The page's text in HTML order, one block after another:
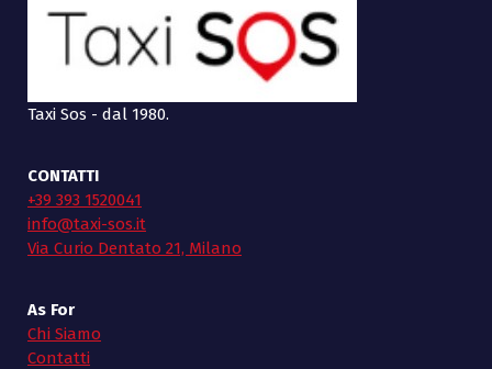
Taxi Sos - dal 1980.
CONTATTI
+39 393 1520041
info@taxi-sos.it
Via Curio Dentato 21, Milano
As For
Chi Siamo
Contatti